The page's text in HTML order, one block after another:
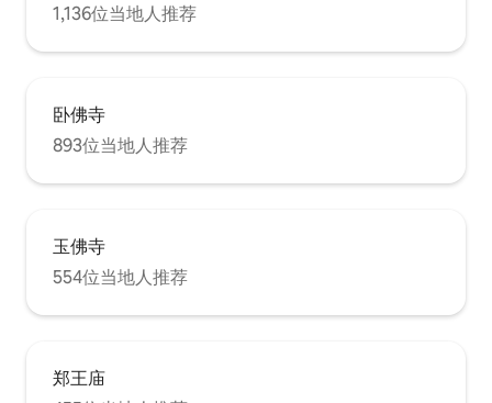
1,136位当地人推荐
卧佛寺
893位当地人推荐
玉佛寺
554位当地人推荐
郑王庙